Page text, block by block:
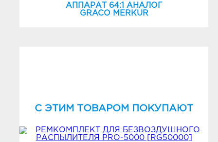
АППАРАТ 64:1 АНАЛОГ
GRACO MERKUR
C ЭТИМ ТОВАРОМ ПОКУПАЮТ